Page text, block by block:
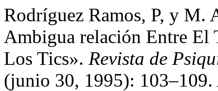
Rodríguez Ramos, P, y M.
Ambigua relación Entre El
Los Tics». Revista de
(junio 30, 1995):